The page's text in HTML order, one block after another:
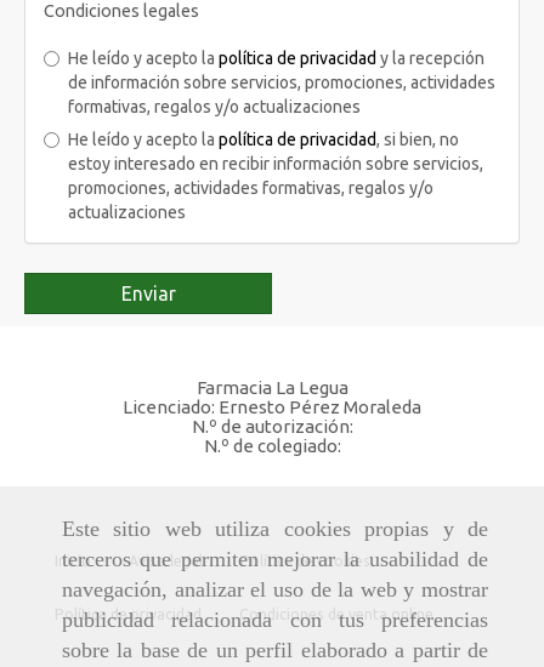
Este sitio web utiliza cookies propias y de
terceros que permiten mejorar la usabilidad de
navegación, analizar el uso de la web y mostrar
publicidad relacionada con tus preferencias
sobre la base de un perfil elaborado a partir de
Condiciones legales
He leído y acepto la política de privacidad y la recepción
de información sobre servicios, promociones, actividades
formativas, regalos y/o actualizaciones
He leído y acepto la política de privacidad, si bien, no
estoy interesado en recibir información sobre servicios,
promociones, actividades formativas, regalos y/o
actualizaciones
Enviar
Farmacia La Legua
Licenciado: Ernesto Pérez Moraleda
N.º de autorización:
N.º de colegiado:
Inicio Aviso legal Política de cookies
Política de privacidad Condiciones de venta online